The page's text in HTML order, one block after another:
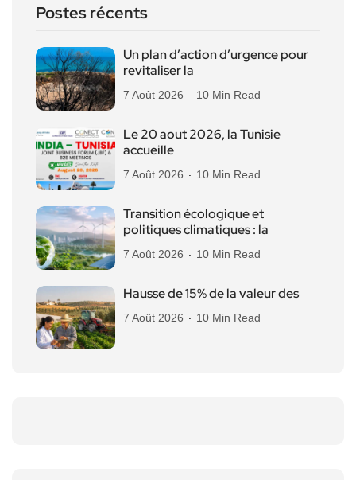
Postes récents
Un plan d’action d’urgence pour
revitaliser la
7 Août 2026 10 Min Read
Le 20 aout 2026, la Tunisie
accueille
7 Août 2026 10 Min Read
Transition écologique et
politiques climatiques : la
7 Août 2026 10 Min Read
Hausse de 15% de la valeur des
7 Août 2026 10 Min Read